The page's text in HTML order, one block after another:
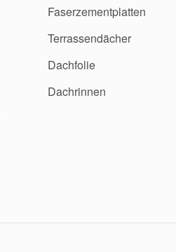
Faserzementplatten
Terrassendächer
Dachfolie
Dachrinnen